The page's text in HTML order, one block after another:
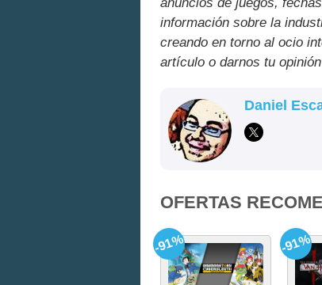
información sobre la
creando en torno al ocio
artículo o darnos tu
Daniel
OFERTAS
-91% -91%